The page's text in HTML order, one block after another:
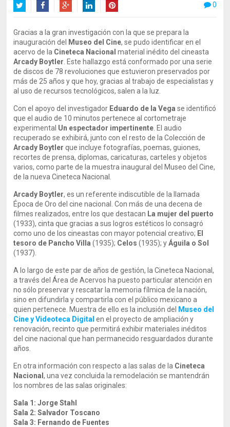
0
Gracias a la gran investigación con la que se prepara la
inauguración del
Museo del Cine, se pudo identificar en el
acervo de la Cineteca Nacional material inédito del cineasta
Arcady Boytler . Este hallazgo está conformado por una serie
de discos de 78 revoluciones que estuvieron preservados por
más de 25 años y que hoy, gracias al trabajo de especialistas y
al uso de recursos tecnológicos, salen a la luz.
Con el apoyo del investigador Eduardo de la Vega se identificó
que el audio de 10 minutos pertenece al cortometraje
experimental Un espectador impertinente . El audio
recuperado se exhibirá, junto con el resto de la Colección de
Arcady Boytler que incluye fotografías, poemas, guiones,
recortes de prensa, diplomas, caricaturas, carteles y objetos
varios, como parte de la muestra inaugural del Museo del Cine,
de la nueva Cineteca Nacional.
Arcady Boytler, es un referente indiscutible de la llamada
Época de Oro del cine nacional. Con más de una decena de
filmes realizados, entre los que destacan La mujer del puerto
(1933), cinta que gracias a sus logros estéticos lo consagró
como uno de los cineastas con mayor potencial creativo; El
tesoro de Pancho Villa (1935); Celos (1935); yÁguila o Sol
(1937).
A lo largo de este par de años de gestión, la Cineteca Nacional,
a través del Área de Acervos ha puesto particular atención en
no sólo preservar y rescatar la memoria fílmica de la nación,
sino en difundirla y compartirla con el público mexicano a
quien pertenece. Muestra de ello es la inclusión del
Museo del
Cine y Videoteca Digitalen el proyecto de ampliación y
renovación, recinto que permitirá exhibir materiales inéditos
del cine nacional que han permanecido resguardados durante
años.
En otra información con respecto a las salas de la Cineteca
Nacional, una vez concluida la remodelación se mantendrán
los nombres de las salas originales:
Sala 1: Jorge Stahl
Sala 2: Salvador Toscano
Sala 3: Fernando de Fuentes